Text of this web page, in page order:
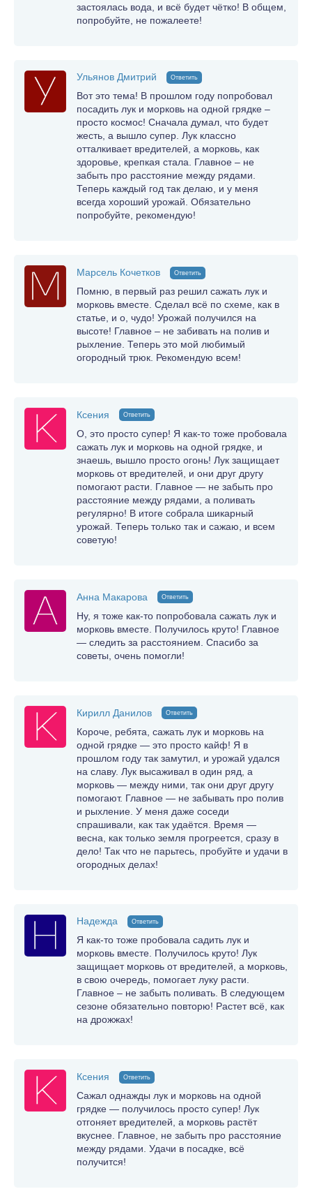
застоялась вода, и всё будет чётко! В общем,
попробуйте, не пожалеете!
Ульянов Дмитрий Ответить
Вот это тема! В прошлом году попробовал
посадить лук и морковь на одной грядке –
просто космос! Сначала думал, что будет
жесть, а вышло супер. Лук классно
отталкивает вредителей, а морковь, как
здоровье, крепкая стала. Главное – не
забыть про расстояние между рядами.
Теперь каждый год так делаю, и у меня
всегда хороший урожай. Обязательно
попробуйте, рекомендую!
Марсель Кочетков Ответить
Помню, в первый раз решил сажать лук и
морковь вместе. Сделал всё по схеме, как в
статье, и о, чудо! Урожай получился на
высоте! Главное – не забивать на полив и
рыхление. Теперь это мой любимый
огородный трюк. Рекомендую всем!
Ксения Ответить
О, это просто супер! Я как-то тоже пробовала
сажать лук и морковь на одной грядке, и
знаешь, вышло просто огонь! Лук защищает
морковь от вредителей, и они друг другу
помогают расти. Главное — не забыть про
расстояние между рядами, а поливать
регулярно! В итоге собрала шикарный
урожай. Теперь только так и сажаю, и всем
советую!
Анна Макарова Ответить
Ну, я тоже как-то попробовала сажать лук и
морковь вместе. Получилось круто! Главное
— следить за расстоянием. Спасибо за
советы, очень помогли!
Кирилл Данилов Ответить
Короче, ребята, сажать лук и морковь на
одной грядке — это просто кайф! Я в
прошлом году так замутил, и урожай удался
на славу. Лук высаживал в один ряд, а
морковь — между ними, так они друг другу
помогают. Главное — не забывать про полив
и рыхление. У меня даже соседи
спрашивали, как так удаётся. Время —
весна, как только земля прогреется, сразу в
дело! Так что не парьтесь, пробуйте и удачи в
огородных делах!
Надежда Ответить
Я как-то тоже пробовала садить лук и
морковь вместе. Получилось круто! Лук
защищает морковь от вредителей, а морковь,
в свою очередь, помогает луку расти.
Главное – не забыть поливать. В следующем
сезоне обязательно повторю! Растет всё, как
на дрожжах!
Ксения Ответить
Сажал однажды лук и морковь на одной
грядке — получилось просто супер! Лук
отгоняет вредителей, а морковь растёт
вкуснее. Главное, не забыть про расстояние
между рядами. Удачи в посадке, всё
получится!